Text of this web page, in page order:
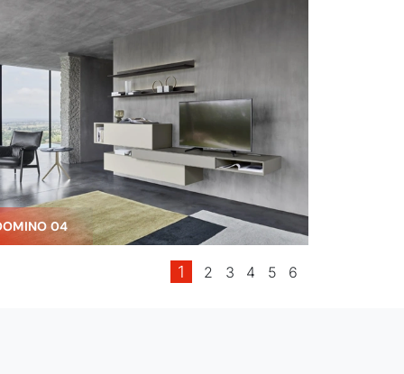
04
1 2 3 4 5 6